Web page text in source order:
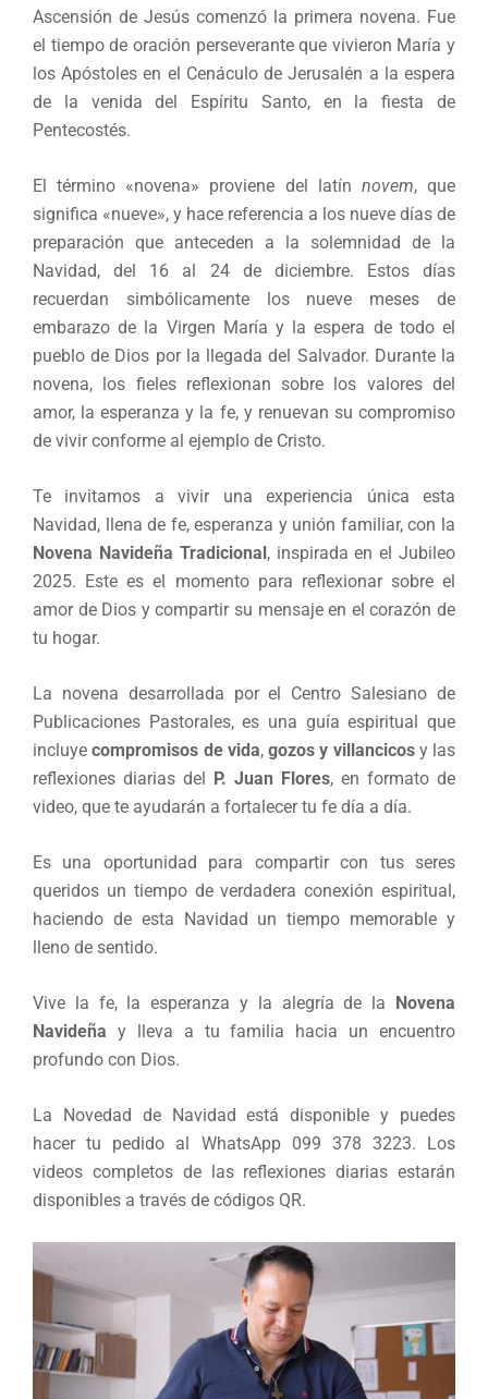
Ascensión de Jesús comenzó la primera novena. Fue
el tiempo de oración perseverante que vivieron María y
los Apóstoles en el Cenáculo de Jerusalén a la espera
de la venida del Espíritu Santo, en la fiesta de
Pentecostés.
El término «novena» proviene del latín novem, que
significa «nueve», y hace referencia a los nueve días de
preparación que anteceden a la solemnidad de la
Navidad, del 16 al 24 de diciembre. Estos días
recuerdan simbólicamente los nueve meses de
embarazo de la Virgen María y la espera de todo el
pueblo de Dios por la llegada del Salvador. Durante la
novena, los fieles reflexionan sobre los valores del
amor, la esperanza y la fe, y renuevan su compromiso
de vivir conforme al ejemplo de Cristo.
Te invitamos a vivir una experiencia única esta
Navidad, llena de fe, esperanza y unión familiar, con la
Novena Navideña Tradicional, inspirada en el Jubileo
2025. Este es el momento para reflexionar sobre el
amor de Dios y compartir su mensaje en el corazón de
tu hogar.
La novena desarrollada por el Centro Salesiano de
Publicaciones Pastorales, es una guía espiritual que
incluyecompromisos de vida, gozos y villancicosy las
reflexiones diarias del P. Juan Flores, en formato de
video, que te ayudarán a fortalecer tu fe día a día.
Es una oportunidad para compartir con tus seres
queridos un tiempo de verdadera conexión espiritual,
haciendo de esta Navidad un tiempo memorable y
lleno de sentido.
Vive la fe, la esperanza y la alegría de la Novena
Navideña y lleva a tu familia hacia un encuentro
profundo con Dios.
La Novedad de Navidad está disponible y puedes
hacer tu pedido al WhatsApp 099 378 3223. Los
videos completos de las reflexiones diarias estarán
disponibles a través de códigos QR.